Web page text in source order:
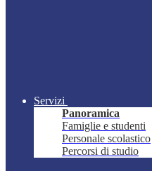
Servizi
Panoramica
Famiglie e studenti
Personale scolastico
Percorsi di studio